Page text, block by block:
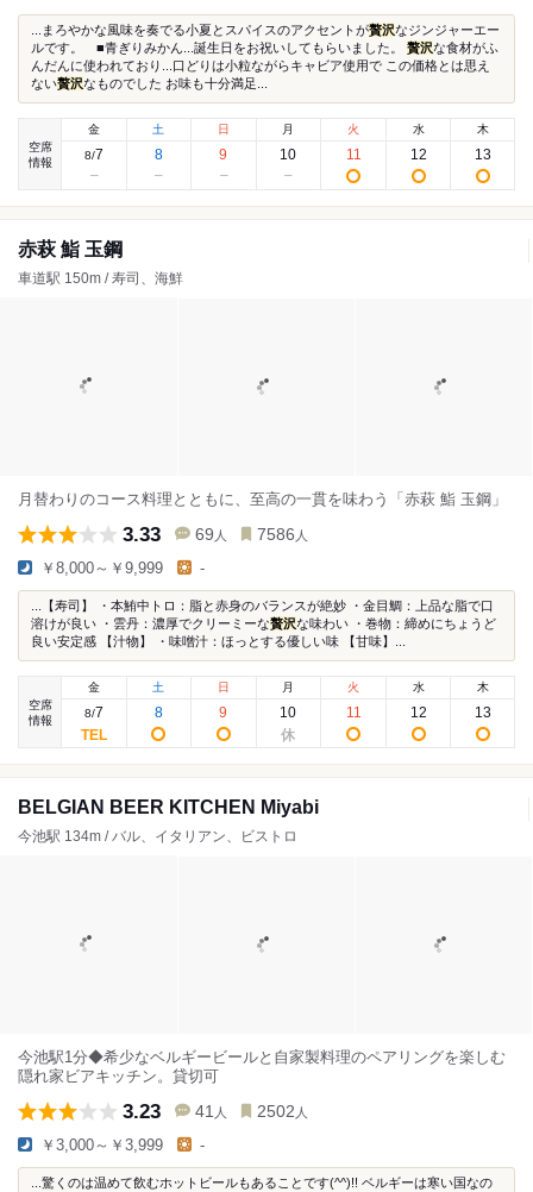
...まろやかな風味を奏でる小夏とスパイスのアクセントが贅沢なジンジャーエー
ルです。 ■青ぎりみかん...誕生日をお祝いしてもらいました。 贅沢な食材がふ
んだんに使われており...口どりは小粒ながらキャビア使用で この価格とは思え
ない贅沢なものでした お味も十分満足...
空席
情報
金
8/7
土
8
日
9
月
10
火
11
水
12
木
13
赤萩 鮨 玉鋼
車道駅 150m / 寿司、海鮮
月替わりのコース料理とともに、至高の一貫を味わう「赤萩 鮨 玉鋼」
3.33 69 人 7586 人
￥8,000～￥9,999 -
...【寿司】 ・本鮪中トロ：脂と赤身のバランスが絶妙 ・金目鯛：上品な脂で口
溶けが良い ・雲丹：濃厚でクリーミーな贅沢な味わい ・巻物：締めにちょうど
良い安定感 【汁物】 ・味噌汁：ほっとする優しい味 【甘味】...
空席
情報
金
8/7
土
8
日
9
月
10
火
11
水
12
木
13
BELGIAN BEER KITCHEN Miyabi
今池駅 134m / バル、イタリアン、ビストロ
今池駅1分◆希少なベルギービールと自家製料理のペアリングを楽しむ
隠れ家ビアキッチン。貸切可
3.23 41 人 2502 人
￥3,000～￥3,999 -
...驚くのは温めて飲むホットビールもあることです(^^)!! ベルギーは寒い国なの